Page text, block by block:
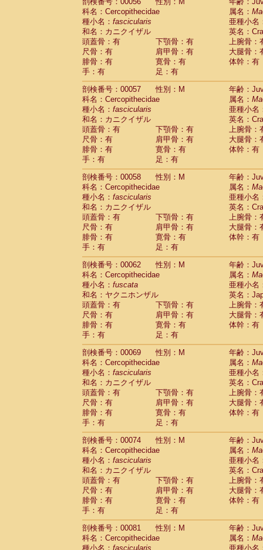
CercopithecidaeMacaca maura(1)
Cercopithecidae Macaca mulatta(45)
Cercopithecidae Macaca nemestrina(3)
Cercopithecidae Macaca nigra(1)
CercopithecidaeMacaca radiata(7)
CercopithecidaeMacaca silenus(0)
CercopithecidaeMacaca sinica (0)
CercopithecidaeMacaca sylvanus
CercopithecidaeMacaca thibetana (0)
Cercopithecidae Macaca tonkeana (0)
Cercopithecidae hybrid(1)
Cercopithecidae (0)
CercopithecidaeAllenopithecus
CercopithecidaeCercopithecus
CercopithecidaeCercopithecus
CercopithecidaeCercopithecus
CercopithecidaeCercopithecus diana
CercopithecidaeCercopithecus
Cercopithecidae
Cercopithecus
Cercopithecidae
Cercopithecus mitis
CercopithecidaeCercopithecus mitis
CercopithecidaeCercopithecus mitis
CercopithecidaeCercopithecus mona
CercopithecidaeCercopithecus
CercopithecidaeCercopithecus
CercopithecidaeCercopithecus
Cercopithecidae
Cercopithecusspp.(0)
Cercopithecidae
Chlorocebus
CercopithecidaeChlorocebus
CercopithecidaeErythrocebus patas
CercopithecidaeMiopithecus talapoin
CercopithecidaeCercopithecinae spp.
CercopithecidaeColobus angolensis
CercopithecidaeColobus guereza (0)
Cercopithecidae Colobus polykomos
Cercopithecidae Piliocolobus badius
Cercopithecidae Kasi senex vetulus(0)
CercopithecidaeKasi senex
CercopithecidaeNasalis larvatus(0)
CercopithecidaePresbytes
CercopithecidaePygathrix nemaeus
CercopithecidaeSemnopithecus
Cercopithecidae
Trachypithecus
Cercopithecidae
Trachypithecus
Cercopithecidae
Trachypithecus
CercopithecidaeTrachypithecus
CercopithecidaeColobinae spp.(0)
CercopithecidaePresbytesinaespp.(0)
CercopithecidaeCercopithecidae
HylobatidaeHoolock hoolock(0)
HylobatidaeHylobates agilis
HylobatidaeHylobates klossii (0)
科名：Cercopithecidae
属名：
種小名： fascicularis
亜種小名
和名：カニクイザル
英名：
頭蓋骨：有
下顎骨：有
上腕骨：
尺骨：有
肩甲骨：有
大腿骨：
腓骨：有
寛骨：有
体幹：有
手：有
足：有
剖検番号：00057
性別：M
年齢：
科名：Cercopithecidae
属名：
種小名： fascicularis
亜種小名
和名：カニクイザル
英名：
頭蓋骨：有
下顎骨：有
上腕骨：
尺骨：有
肩甲骨：有
大腿骨：
腓骨：有
寛骨：有
体幹：有
手：有
足：有
剖検番号：00058
性別：M
年齢：
科名：Cercopithecidae
属名：
種小名： fascicularis
亜種小名
和名：カニクイザル
英名：
頭蓋骨：有
下顎骨：有
上腕骨：
尺骨：有
肩甲骨：有
大腿骨：
腓骨：有
寛骨：有
体幹：有
手：有
足：有
剖検番号：00062
性別：M
年齢：
科名：Cercopithecidae
属名：
種小名： fuscata
亜種小名
和名：ヤクニホンザル
英名：
頭蓋骨：有
下顎骨：有
上腕骨：
尺骨：有
肩甲骨：有
大腿骨：
腓骨：有
寛骨：有
体幹：有
手：有
足：有
剖検番号：00069
性別：M
年齢：
科名：Cercopithecidae
属名：
種小名： fascicularis
亜種小名
和名：カニクイザル
英名：
頭蓋骨：有
下顎骨：有
上腕骨：
尺骨：有
肩甲骨：有
大腿骨：
腓骨：有
寛骨：有
体幹：有
手：有
足：有
剖検番号：00074
性別：M
年齢：
科名：Cercopithecidae
属名：
種小名： fascicularis
亜種小名
和名：カニクイザル
英名：
頭蓋骨：有
下顎骨：有
上腕骨：
尺骨：有
肩甲骨：有
大腿骨：
腓骨：有
寛骨：有
体幹：有
手：有
足：有
剖検番号：00081
性別：M
年齢：
科名：Cercopithecidae
属名：
種小名： fascicularis
亜種小名